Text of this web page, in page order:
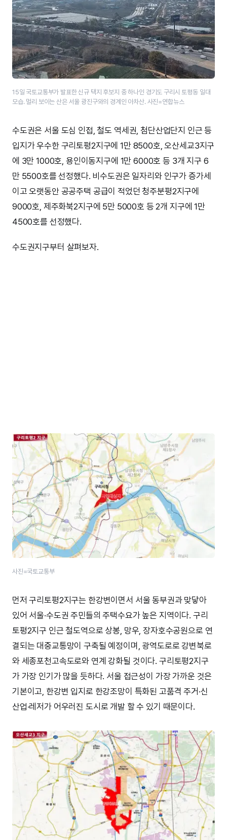
15일 국토교통부가 발표한 신규 택지 후보지 중 하나인 경기도 구리시 토평동 일대
모습. 멀리 보이는 산은 서울 광진구와의 경계인 아차산. 사진=연합뉴스
수도권은 서울 도심 인접, 철도 역세권, 첨단산업단지 인근 등
입지가 우수한 구리토평2지구에 1만 8500호, 오산세교3지구
에 3만 1000호, 용인이동지구에 1만 6000호 등 3개 지구 6
만 5500호를 선정했다. 비수도권은 일자리와 인구가 증가세
이고 오랫동안 공공주택 공급이 적었던 청주분평2지구에
9000호, 제주화북2지구에 5만 5000호 등 2개 지구에 1만
4500호를 선정했다.
수도권지구부터 살펴보자.
사진=국토교통부
먼저 구리토평2지구는 한강변이면서 서울 동부권과 맞닿아
있어 서울·수도권 주민들의 주택수요가 높은 지역이다. 구리
토평2지구 인근 철도역으로 상봉, 망우, 장자호수공원으로 연
결되는 대중교통망이 구축될 예정이며, 광역도로로 강변북로
와 세종포천고속도로와 연계 강화될 것이다. 구리토평2지구
가 가장 인기가 많을 듯하다. 서울 접근성이 가장 가까운 것은
기본이고, 한강변 입지로 한강조망이 특화된 고품격 주거·신
산업·레저가 어우러진 도시로 개발 할 수 있기 때문이다.